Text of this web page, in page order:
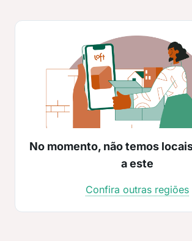
No momento, não temos
a este
Confira outras regiões